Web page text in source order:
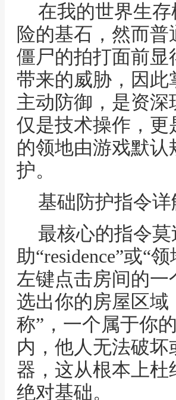
在我的世界生
险的基石，然而
僵尸的拍打面前
带来的威胁，因
主动防御，是资
仅是技术操作，
的领地由游戏默
护。
基础防护指令详
最核心的指令
助“residence”或“
左键点击房间的
选出你的房屋区域
称”，一个属于你
内，他人无法破
器，这从根本上
绝对基础。